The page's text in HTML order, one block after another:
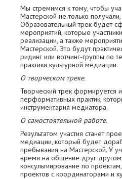
Мы стремимся к тому, чтобы
Мастерской не только
Образовательный трек будет
мероприятий, которые
реализации, а также
Мастерской. Это будут
ридинг или вотчинг-группы по
практики культурной медиации.
О творческом треке.
Творческий трек формируется
перформативных практик,
инструментария медиатора.
О самостоятельной работе.
Результатом участия станет
медиации, который будет
пребывания на Мастерской. У
время на общение друг
консультиирование по
проектов с координаторами и